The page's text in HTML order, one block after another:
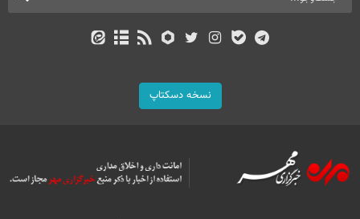
نسخه دسکتاپ